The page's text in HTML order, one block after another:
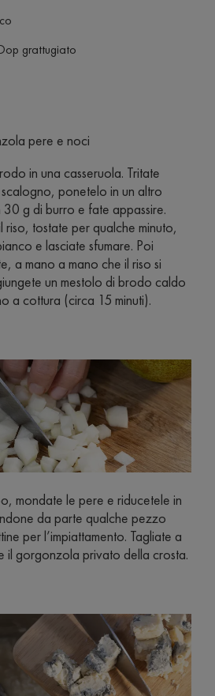
grattugiato
in una casseruola. Tritate
ponetelo in un altro
g di burro e fate appassire.
riso, tostate per qualche minuto,
e lasciate sfumare. Poi
a mano a mano che il riso si
un mestolo di brodo caldo
a cottura (circa 15 minuti).
mondate le pere e riducetele in
da parte qualche pezzo
per l’impiattamento. Tagliate a
il gorgonzola privato della crosta.